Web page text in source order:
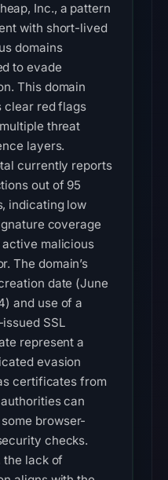
Inc., a pattern
with short-lived
domains
to evade
This domain
clear red flags
threat
layers.
currently reports
out of 95
indicating low
coverage
active malicious
The domain’s
date (June
and use of a
SSL
represent a
evasion
certificates from
can
browser-
checks.
the lack of